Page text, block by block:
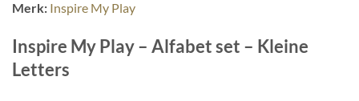
Merk: Inspire My Play
Inspire My Play – Alfabet set – Kleine
Letters